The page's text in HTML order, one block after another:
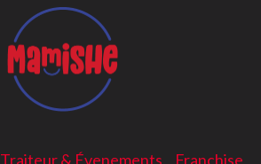
Traiteur & Évenements Franchise